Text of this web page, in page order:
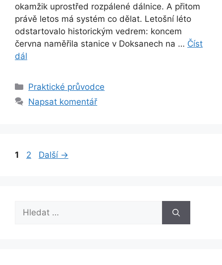
okamžik uprostřed rozpálené dálnice. A přitom
právě letos má systém co dělat. Letošní léto
odstartovalo historickým vedrem: koncem
června naměřila stanice v Doksanech na … Číst
dál
Rubriky
Praktické průvodce
Napsat komentář
Stránka
1 Stránka
2 Další →
Hledat: